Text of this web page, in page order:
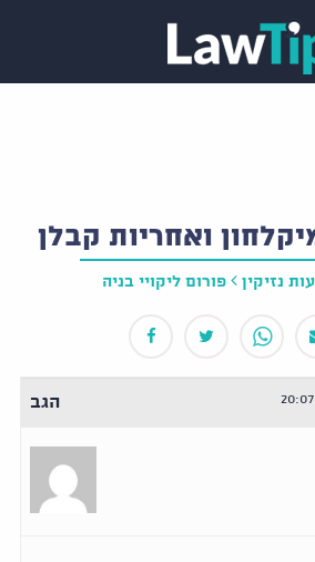
ואחריות קבלן
נזיקין פורום ליקויי בניה
הגב